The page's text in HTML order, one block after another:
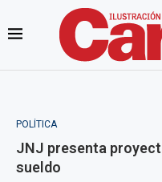
POLÍTICA
JNJ presenta
sueldo